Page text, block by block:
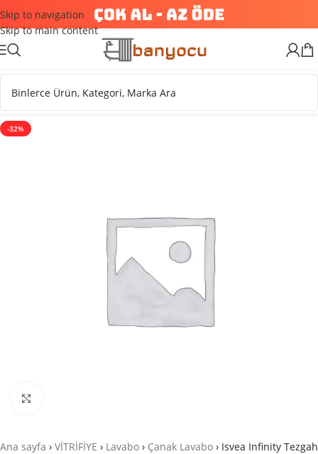
Skip to navigation
Skip to main content
-32%
Ana sayfa › VİTRİFİYE › Lavabo › Çanak Lavabo › Isvea Infinity Tezgah